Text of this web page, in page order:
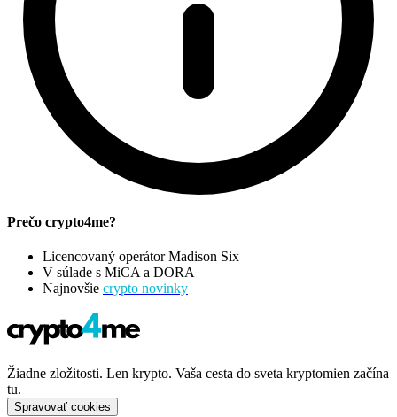
Prečo crypto4me?
Licencovaný operátor Madison Six
V súlade s MiCA a DORA
Najnovšie crypto novinky
Žiadne zložitosti. Len krypto. Vaša cesta do sveta kryptomien začína
tu.
Spravovať cookies